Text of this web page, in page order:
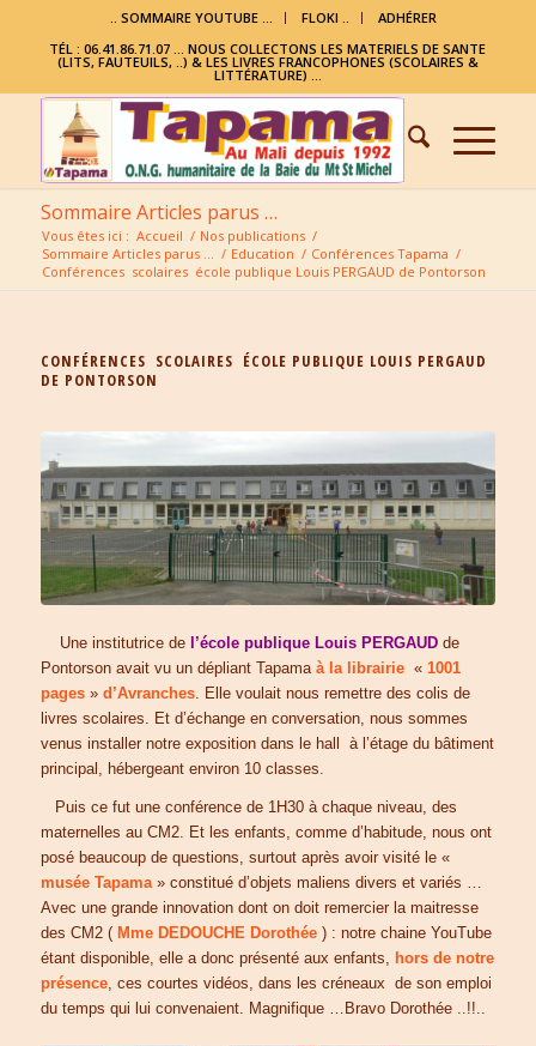
.. SOMMAIRE YOUTUBE … FLOKI ..
ADHÉRER
TÉL : 06.41.86.71.07 ... NOUS COLLECTONS LES MATERIELS DE SANTE
(LITS, FAUTEUILS, ..) & LES LIVRES FRANCOPHONES (SCOLAIRES &
LITTÉRATURE) ...
Sommaire Articles parus …
Vous êtes ici : Accueil / Nos publications /
Sommaire Articles parus … / Education / Conférences Tapama /
Conférences scolaires école publique Louis PERGAUD de Pontorson
CONFÉRENCES SCOLAIRES ÉCOLE PUBLIQUE LOUIS PERGAUD
DE PONTORSON
Une institutrice de l’école publique Louis PERGAUDde
Pontorson avait vu un dépliant Tapama à la librairie« 1001
pages» d’Avranches. Elle voulait nous remettre des colis de
livres scolaires. Et d’échange en conversation, nous sommes
venus installer notre exposition dans le hall à l’étage du bâtiment
principal, hébergeant environ 10 classes.
Puis ce fut une conférence de 1H30 à chaque niveau, des
maternelles au CM2. Et les enfants, comme d’habitude, nous ont
posé beaucoup de questions, surtout après avoir visité le «
musée Tapama» constitué d’objets maliens divers et variés …
Avec une grande innovation dont on doit remercier la maitresse
des CM2 ( Mme DEDOUCHE Dorothée) : notre chaine YouTube
étant disponible, elle a donc présenté aux enfants,
hors de notre
présence, ces courtes vidéos, dans les créneaux de son emploi
du temps qui lui convenaient. Magnifique …Bravo Dorothée ..!!..